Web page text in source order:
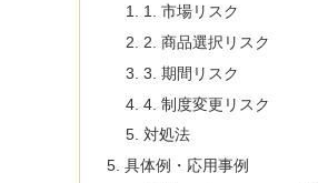
1. 市場リスク
2. 商品選択リスク
3. 期間リスク
4. 制度変更リスク
対処法
具体例・応用事例